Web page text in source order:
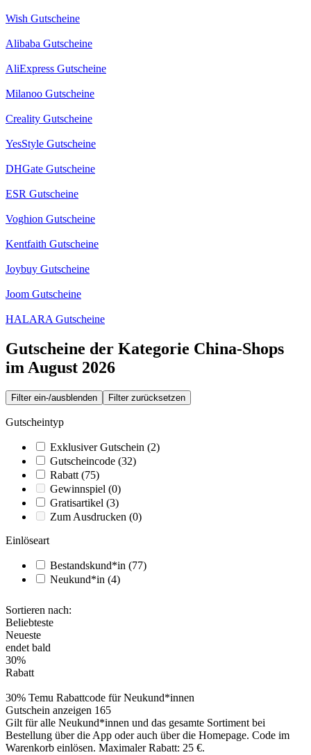
Wish Gutscheine
Alibaba Gutscheine
AliExpress Gutscheine
Milanoo Gutscheine
Creality Gutscheine
YesStyle Gutscheine
DHGate Gutscheine
ESR Gutscheine
Voghion Gutscheine
Kentfaith Gutscheine
Joybuy Gutscheine
Joom Gutscheine
HALARA Gutscheine
Gutscheine der Kategorie China-Shops
im August 2026
Filter ein-/ausblenden Filter zurücksetzen
Gutscheintyp
Exklusiver Gutschein (2)
Gutscheincode (32)
Rabatt(75)
Gewinnspiel (0)
Gratisartikel (3)
Zum Ausdrucken (0)
Einlöseart
Bestandskund*in (77)
Neukund*in (4)
Sortieren nach:
Beliebteste
Neueste
endet bald
30%
Rabatt
30% Temu Rabattcode für Neukund*innen
Gutschein anzeigen 165
Gilt für alle Neukund*innen und das gesamte Sortiment bei
Bestellung über die App oder auch über die Homepage. Code im
Warenkorb einlösen. Maximaler Rabatt: 25 €.